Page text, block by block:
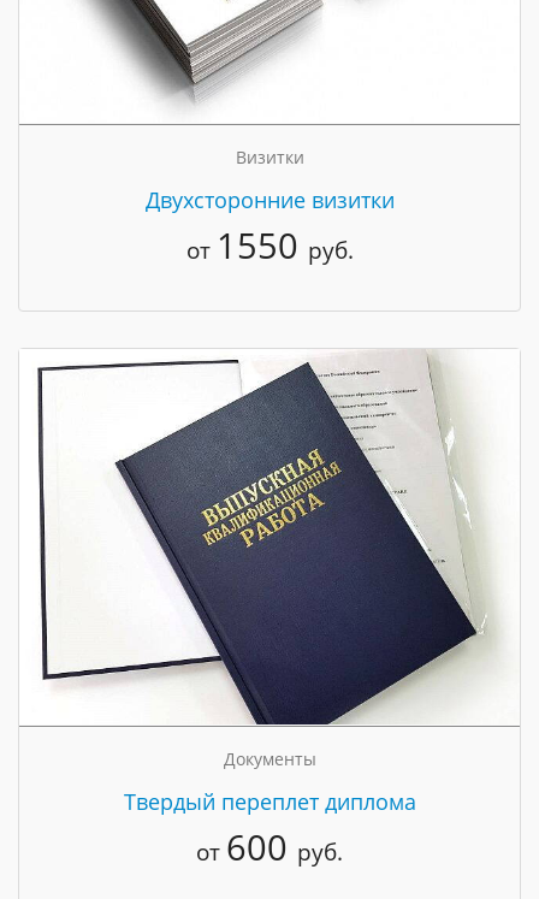
Визитки
Двухсторонние визитки
от 1550 руб.
Документы
Твердый переплет диплома
от 600 руб.